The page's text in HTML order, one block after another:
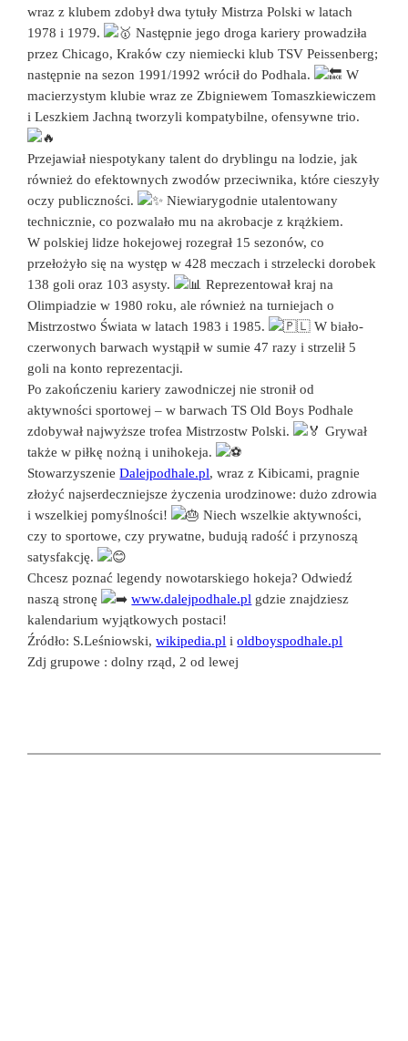
wraz z klubem zdobył dwa tytuły Mistrza Polski w latach
1978 i 1979.
Następnie jego droga kariery prowadziła
przez Chicago, Kraków czy niemiecki klub TSV Peissenberg;
następnie na sezon 1991/1992 wrócił do Podhala.
W
macierzystym klubie wraz ze Zbigniewem Tomaszkiewiczem
i Leszkiem Jachną tworzyli kompatybilne, ofensywne trio.
Przejawiał niespotykany talent do dryblingu na lodzie, jak
również do efektownych zwodów przeciwnika, które cieszyły
oczy publiczności.
Niewiarygodnie utalentowany
technicznie, co pozwalało mu na akrobacje z krążkiem.
W polskiej lidze hokejowej rozegrał 15 sezonów, co
przełożyło się na występ w 428 meczach i strzelecki dorobek
138 goli oraz 103 asysty.
Reprezentował kraj na
Olimpiadzie w 1980 roku, ale również na turniejach o
Mistrzostwo Świata w latach 1983 i 1985.
W biało-
czerwonych barwach wystąpił w sumie 47 razy i strzelił 5
goli na konto reprezentacji.
Po zakończeniu kariery zawodniczej nie stronił od
aktywności sportowej – w barwach TS Old Boys Podhale
zdobywał najwyższe trofea Mistrzostw Polski.
Grywał
także w piłkę nożną i unihokeja.
StowarzyszenieDalejpodhale.pl, wraz z Kibicami, pragnie
złożyć najserdeczniejsze życzenia urodzinowe: dużo zdrowia
i wszelkiej pomyślności!
Niech wszelkie aktywności,
czy to sportowe, czy prywatne, budują radość i przynoszą
satysfakcję.
Chcesz poznać legendy nowotarskiego hokeja? Odwiedź
naszą stronę
www.dalejpodhale.pl gdzie znajdziesz
kalendarium wyjątkowych postaci!
Źródło: S.Leśniowski,wikipedia.pl ioldboyspodhale.pl
Zdj grupowe : dolny rząd, 2 od lewej